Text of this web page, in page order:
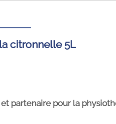
citronnelle 5L
partenaire pour la